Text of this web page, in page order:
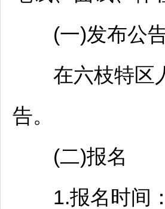
(一)发布公
在六枝特区
告。
(二)报名
1.报名时间：